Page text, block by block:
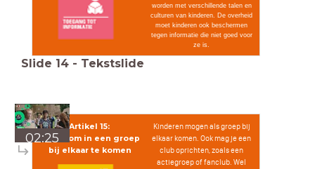
worden met verschillende talen en
culturen van kinderen. De overheid
moet kinderen ook beschermen
tegen informatie die niet goed voor
ze is.
Slide 14 - Tekstslide
02:25
Artikel 15:
Recht om in een groep
bij elkaar te komen
Kinderen mogen als groep bij
elkaar komen. Ook mag je een
club oprichten, zoals een
actiegroep of fanclub. Wel